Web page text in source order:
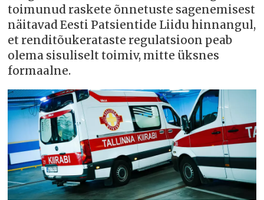
toimunud raskete õnnetuste sagenemisest
näitavad Eesti Patsientide Liidu hinnangul,
et renditõukerataste regulatsioon peab
olema sisuliselt toimiv, mitte üksnes
formaalne.